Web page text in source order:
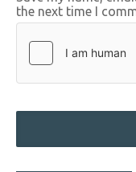
the next time I